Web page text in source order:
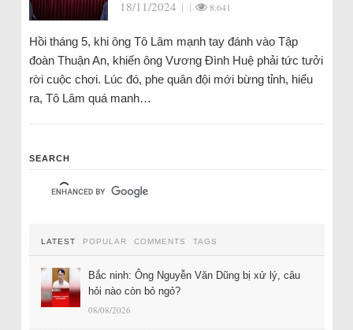
18/11/2024 | | 8.641
Hồi tháng 5, khi ông Tô Lâm mạnh tay đánh vào Tập
đoàn Thuận An, khiến ông Vương Đình Huệ phải tức tưởi
rời cuộc chơi. Lúc đó, phe quân đội mới bừng tỉnh, hiểu
ra, Tô Lâm quá manh…
SEARCH
LATEST POPULAR COMMENTS TAGS
Bắc ninh: Ông Nguyễn Văn Dũng bị xử lý, câu
hỏi nào còn bỏ ngỏ?
08/08/2026